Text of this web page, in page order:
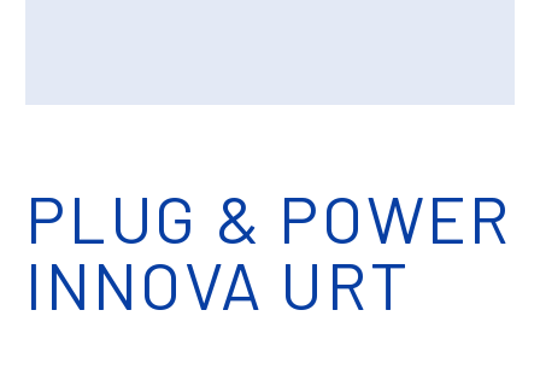
PLUG & POWER
INNOVA URT